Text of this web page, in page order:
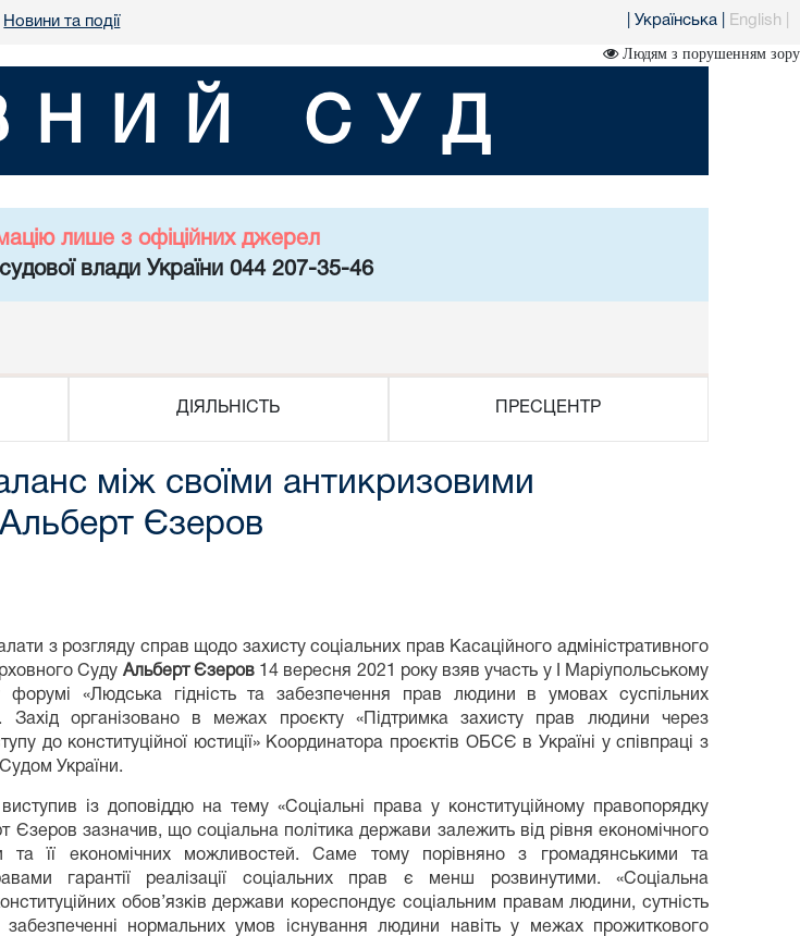
Новини та події Українська English
Людям з порушенням зору
СУД
лише з офіційних джерел
влади України 044 207-35-46
ДІЯЛЬНІСТЬ ПРЕСЦЕНТР
між своїми антикризовими
Єзеров
з розгляду справ щодо захисту соціальних прав Касаційного адміністративного
Суду Альберт Єзеров14 вересня 2021 року взяв участь у І Маріупольському
форумі «Людська гідність та забезпечення прав людини в умовах суспільних
Захід організовано в межах проєкту «Підтримка захисту прав людини через
до конституційної юстиції» Координатора проєктів ОБСЄ в Україні у співпраці з
України.
із доповіддю на тему «Соціальні права у конституційному правопорядку
Єзеров зазначив, що соціальна політика держави залежить від рівня економічного
та її економічних можливостей. Саме тому порівняно з громадянськими та
гарантії реалізації соціальних прав є менш розвинутими. «Соціальна
обов’язків держави кореспондує соціальним правам людини, сутність
нормальних умов існування людини навіть у межах прожиткового